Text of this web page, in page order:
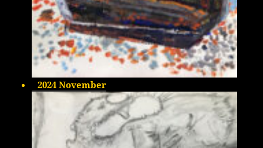
2024 November